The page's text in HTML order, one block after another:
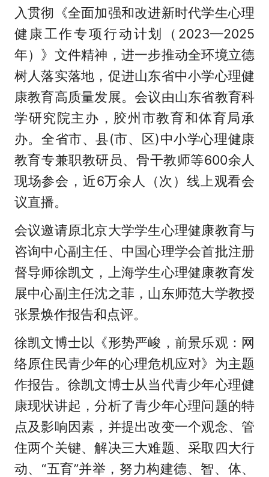
入贯彻《全面加强和改进新时代学生心理
健康工作专项行动计划（2023—2025
年）》文件精神，进一步推动全环境立德
树人落实落地，促进山东省中小学心理健
康教育高质量发展。会议由山东省教育科
学研究院主办，胶州市教育和体育局承
办。全省市、县(市、区)中小学心理健康
教育专兼职教研员、骨干教师等600余人
现场参会，近6万余人（次）线上观看会
议直播。
会议邀请原北京大学学生心理健康教育与
咨询中心副主任、中国心理学会首批注册
督导师徐凯文，上海学生心理健康教育发
展中心副主任沈之菲，山东师范大学教授
张景焕作报告和点评。
徐凯文博士以《形势严峻，前景乐观：网
络原住民青少年的心理危机应对》为主题
作报告。徐凯文博士从当代青少年心理健
康现状讲起，分析了青少年心理问题的特
点及影响因素，并提出改变一个观念、管
住两个关键、解决三大难题、采取四大行
动、“五育”并举，努力构建德、智、体、